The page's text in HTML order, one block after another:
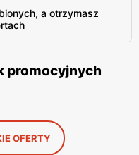
a otrzymasz
promocyjnych
OFERTY